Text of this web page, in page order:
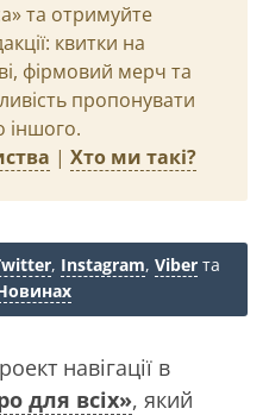
та отримуйте
квитки на
фірмовий мерч та
пропонувати
іншого.
| Хто ми такі?
, Instagram, Viber та
навігації в
для всіх», який